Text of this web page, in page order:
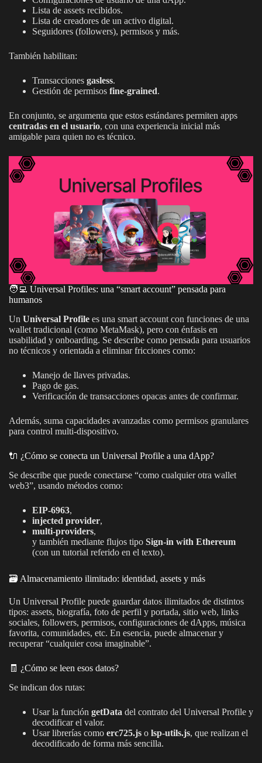
Lista de assets recibidos.
Lista de creadores de un activo digital.
Seguidores (followers), permisos y más.
También habilitan:
Transacciones gasless.
Gestión de permisos fine-grained.
En conjunto, se argumenta que estos estándares permiten apps
centradas en el usuario, con una experiencia inicial más
amigable para quien no es técnico.
🧑‍💻 Universal Profiles: una “smart account” pensada para
humanos
Un Universal Profile es una smart account con funciones de una
wallet tradicional (como MetaMask), pero con énfasis en
usabilidad y onboarding. Se describe como pensada para usuarios
no técnicos y orientada a eliminar fricciones como:
Manejo de llaves privadas.
Pago de gas.
Verificación de transacciones opacas antes de confirmar.
Además, suma capacidades avanzadas como permisos granulares
para control multi-dispositivo.
🔌 ¿Cómo se conecta un Universal Profile a una dApp?
Se describe que puede conectarse “como cualquier otra wallet
web3”, usando métodos como:
EIP-6963,
injected provider,
multi-providers,
y también mediante flujos tipo Sign-in with Ethereum
(con un tutorial referido en el texto).
🗃️ Almacenamiento ilimitado: identidad, assets y más
Un Universal Profile puede guardar datos ilimitados de distintos
tipos: assets, biografía, foto de perfil y portada, sitio web, links
sociales, followers, permisos, configuraciones de dApps, música
favorita, comunidades, etc. En esencia, puede almacenar y
recuperar “cualquier cosa imaginable”.
🧾 ¿Cómo se leen esos datos?
Se indican dos rutas:
Usar la función getData del contrato del Universal Profile y
decodificar el valor.
Usar librerías como erc725.js o lsp-utils.js, que realizan el
decodificado de forma más sencilla.